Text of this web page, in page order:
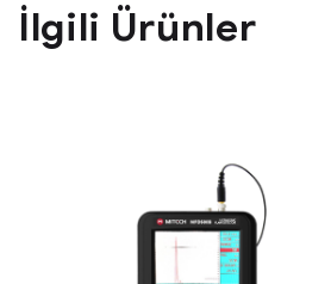
İlgili Ürünler